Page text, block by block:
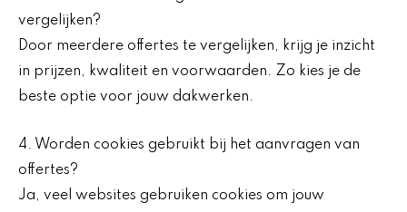
vergelijken?
Door meerdere offertes te vergelijken, krijg je inzicht
in prijzen, kwaliteit en voorwaarden. Zo kies je de
beste optie voor jouw dakwerken.
4. Worden cookies gebruikt bij het aanvragen van
offertes?
Ja, veel websites gebruiken cookies om jouw